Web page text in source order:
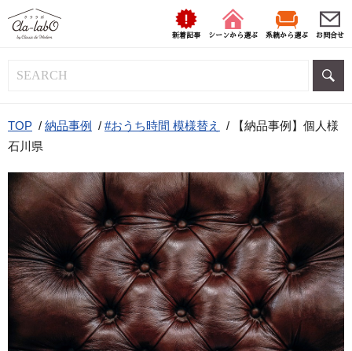
新着記事 シーンから選ぶ 系統から選ぶ お問合せ
TOP / 納品事例 / #おうち時間 模様替え /
【納品事例】個人様
石川県